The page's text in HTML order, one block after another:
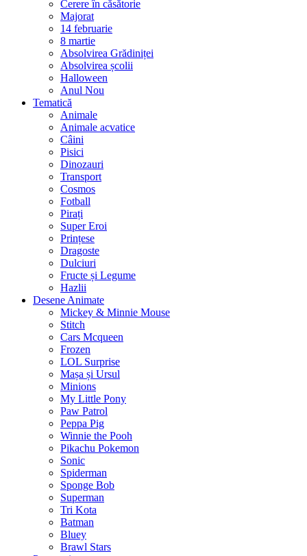
Cerere în căsătorie
Majorat
14 februarie
8 martie
Absolvirea Grădiniței
Absolvirea școlii
Halloween
Anul Nou
Tematică
Animale
Animale acvatice
Câini
Pisici
Dinozauri
Transport
Cosmos
Fotball
Pirați
Super Eroi
Prințese
Dragoste
Dulciuri
Fructe și Legume
Hazlii
Desene Animate
Mickey & Minnie Mouse
Stitch
Cars Mcqueen
Frozen
LOL Surprise
Mașa și Ursul
Minions
My Little Pony
Paw Patrol
Peppa Pig
Winnie the Pooh
Pikachu Pokemon
Sonic
Spiderman
Sponge Bob
Superman
Tri Kota
Batman
Bluey
Brawl Stars